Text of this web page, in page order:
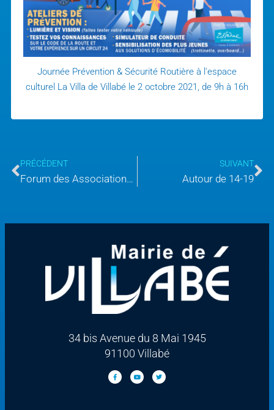
Journée Prévention & Sécurité Routière à l'espace
culturel La Villa de Villabé le 2 octobre 2021, de 9h à 16h
PRÉCÉDENT
Forum des Associations 2021
SUIVANT
Autour de 14-19
34 bis Avenue du 8 Mai 1945
91100 Villabé